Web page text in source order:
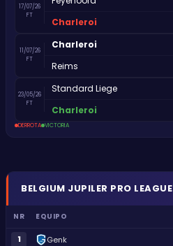
17/07/26
FT
Charleroi
11/07/26
FT
Charleroi
Reims
23/05/26
FT
Standard Liege
Charleroi
DERROTA VICTORIA
BELGIUM JUPILER PRO LEAGUE
NR EQUIPO
1 Genk